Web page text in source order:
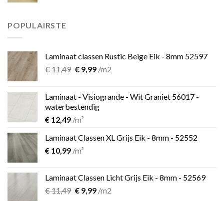
POPULAIRSTE
Laminaat classen Rustic Beige Eik - 8mm 52597
€11,49 Oorspronkelijke
€ 11,49.
€9,99Huidige
€ 9,99.
/m2
Laminaat - Visiogrande - Wit Graniet 56017 -
waterbestendig
€ 12,49 /m²
Laminaat Classen XL Grijs Eik - 8mm - 52552
€ 10,99 /m²
Laminaat Classen Licht Grijs Eik - 8mm - 52569
€11,49 Oorspronkelijke
€9,99Huidige
/m2